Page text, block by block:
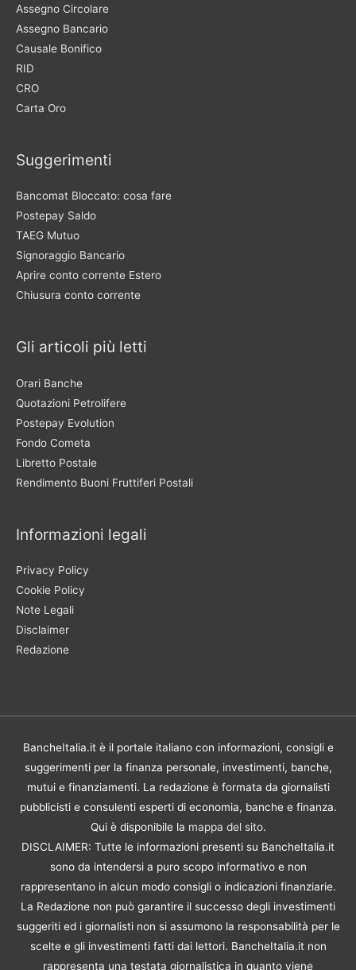
Assegno Circolare
Assegno Bancario
Causale Bonifico
RID
CRO
Carta Oro
Suggerimenti
Bancomat Bloccato: cosa fare
Postepay Saldo
TAEG Mutuo
Signoraggio Bancario
Aprire conto corrente Estero
Chiusura conto corrente
Gli articoli più letti
Orari Banche
Quotazioni Petrolifere
Postepay Evolution
Fondo Cometa
Libretto Postale
Rendimento Buoni Fruttiferi Postali
Informazioni legali
Privacy Policy
Cookie Policy
Note Legali
Disclaimer
Redazione
BancheItalia.it è il portale italiano con informazioni, consigli e
suggerimenti per la finanza personale, investimenti, banche,
mutui e finanziamenti. La redazione è formata da giornalisti
pubblicisti e consulenti esperti di economia, banche e finanza.
Qui è disponibile la mappa del sito.
DISCLAIMER: Tutte le informazioni presenti su BancheItalia.it
sono da intendersi a puro scopo informativo e non
rappresentano in alcun modo consigli o indicazioni finanziarie.
La Redazione non può garantire il successo degli investimenti
suggeriti ed i giornalisti non si assumono la responsabilità per le
scelte e gli investimenti fatti dai lettori. BancheItalia.it non
rappresenta una testata giornalistica in quanto viene